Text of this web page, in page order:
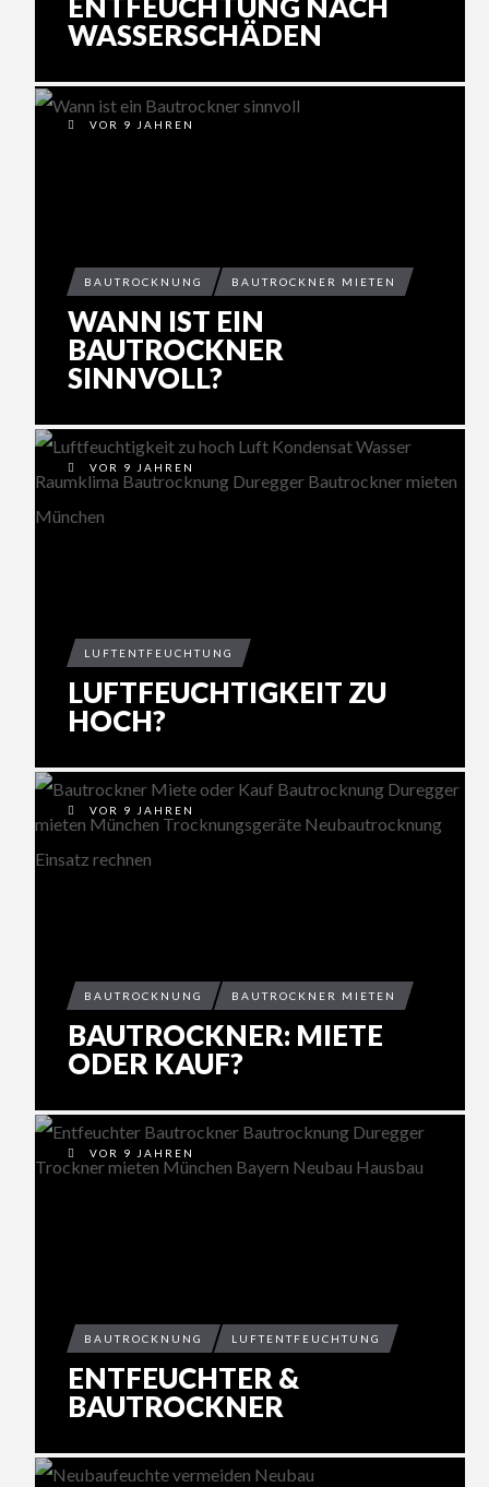
WASSERSCHÄDEN
VOR 9 JAHREN
BAUTROCKNUNG BAUTROCKNER MIETEN
WANN IST EIN
BAUTROCKNER
SINNVOLL?
VOR 9 JAHREN
LUFTENTFEUCHTUNG
LUFTFEUCHTIGKEIT ZU
HOCH?
VOR 9 JAHREN
BAUTROCKNUNG BAUTROCKNER MIETEN
BAUTROCKNER: MIETE
ODER KAUF?
VOR 9 JAHREN
BAUTROCKNUNG LUFTENTFEUCHTUNG
ENTFEUCHTER &
BAUTROCKNER